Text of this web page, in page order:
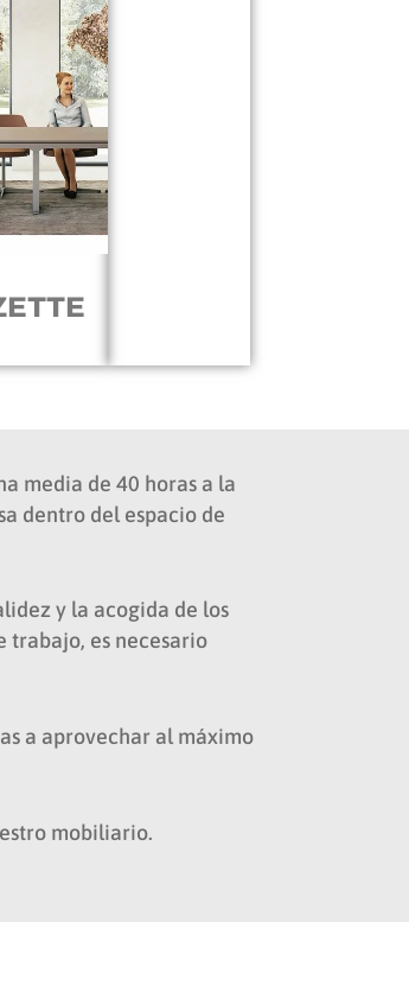
media de 40 horas a la
dentro del espacio de
y la acogida de los
trabajo, es necesario
a aprovechar al máximo
mobiliario.